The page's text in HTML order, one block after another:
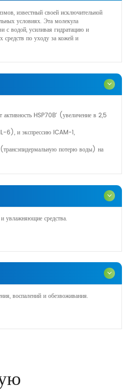
известный своей исключительной
условиях. Эта молекула
с водой, усиливая гидратацию и
средств по уходу за кожей и
HSP70B′ (увеличение в 2,5
6), и экспрессию ICAM-1,
потерю воды) на
и увлажняющие средства.
воспалений и обезвоживания.